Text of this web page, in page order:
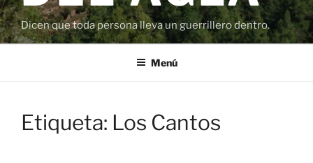
Dicen que toda persona lleva un guerrillero dentro.
Menú
Etiqueta: Los Cantos